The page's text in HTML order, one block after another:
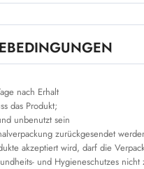
nach Erhalt
das Produkt;
unbenutzt sein
zurückgesendet
akzeptiert wird, darf die
und Hygieneschutzes